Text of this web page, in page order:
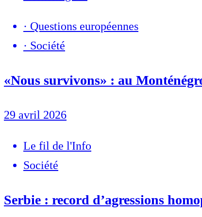
· Questions européennes
· Société
«Nous survivons» : au
29 avril 2026
Le fil de l'Info
Société
Serbie : record d’agressions